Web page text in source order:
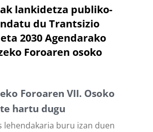
lankidetza publiko-
du Trantsizio
2030 Agendarako
Foroaren osoko
Foroaren VII. Osoko
hartu dugu
lehendakaria buru izan duen